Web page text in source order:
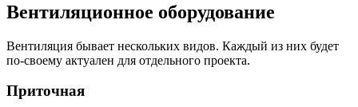
Вентиляционное оборудование
Вентиляция бывает нескольких видов. Каждый из них будет
по-своему актуален для отдельного проекта.
Приточная